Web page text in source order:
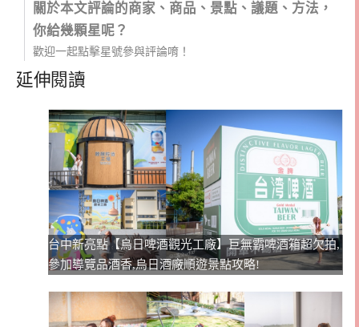
關於本文評論的商家、商品、景點、議題、方法，
你給幾顆星呢？
歡迎一起點擊星號參與評論唷！
延伸閱讀
台中新亮點【烏日啤酒觀光工廠】巨無霸啤酒箱超欠拍,
參加導覽品酒香,烏日酒廠順遊景點攻略!